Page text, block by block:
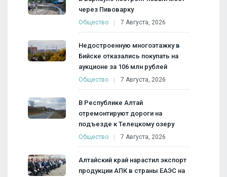
через Пивоварку
Общество 7 Августа, 2026
Недостроенную многоэтажку в
Бийске отказались покупать на
аукционе за 106 млн рублей
Общество 7 Августа, 2026
В Республике Алтай
отремонтируют дороги на
подъезде к Телецкому озеру
Общество 7 Августа, 2026
Алтайский край нарастил экспорт
продукции АПК в страны ЕАЭС на